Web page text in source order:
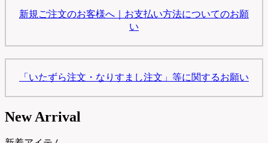
新規ご注文のお客様へ｜お支払い方法についてのお願
い
「いたずら注文・なりすまし注文」等に関するお願い
New Arrival